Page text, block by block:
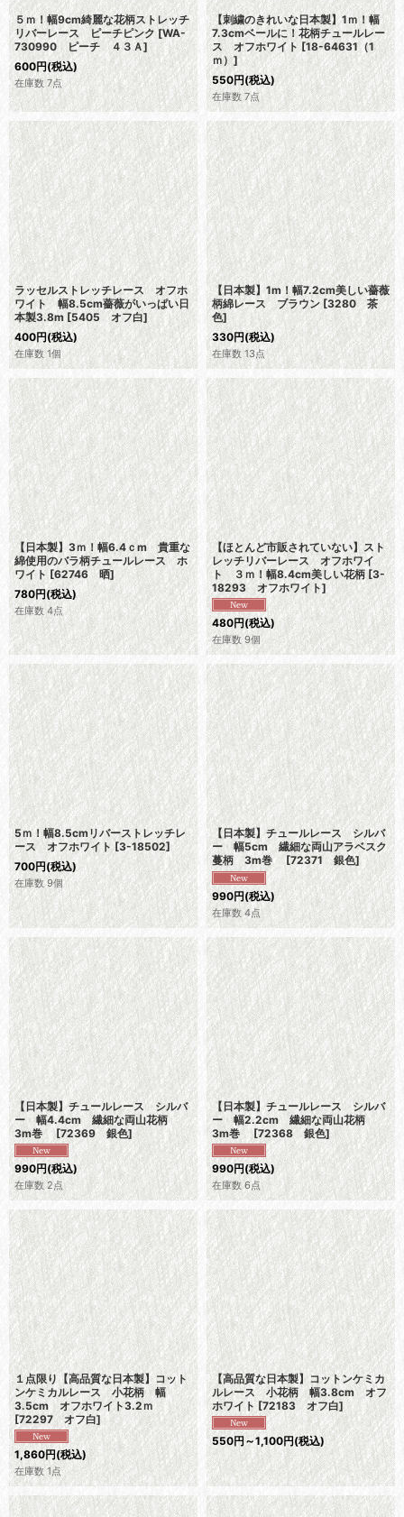
５ｍ！幅9cm綺麗な花柄ストレッチ
リバーレース ピーチピンク [WA-
730990 ピーチ ４３Ａ]
600円(税込)
在庫数 7点
【刺繍のきれいな日本製】1ｍ！幅
7.3cmベールに！花柄チュールレー
ス オフホワイト [18-64631（1
ｍ）]
550円(税込)
在庫数 7点
ラッセルストレッチレース オフホ
ワイト 幅8.5cm薔薇がいっぱい日
本製3.8m [5405 オフ白]
400円(税込)
在庫数 1個
【日本製】1m！幅7.2cm美しい薔薇
柄綿レース ブラウン [3280 茶
色]
330円(税込)
在庫数 13点
【日本製】3ｍ！幅6.4ｃm 貴重な
綿使用のバラ柄チュールレース ホ
ワイト [62746 晒]
780円(税込)
在庫数 4点
【ほとんど市販されていない】スト
レッチリバーレース オフホワイ
ト ３ｍ！幅8.4cm美しい花柄 [3-
18293 オフホワイト]
480円(税込)
在庫数 9個
5ｍ！幅8.5cmリバーストレッチレ
ース オフホワイト [3-18502]
700円(税込)
在庫数 9個
【日本製】チュールレース シルバ
ー 幅5cm 繊細な両山アラベスク
蔓柄 3m巻 [72371 銀色]
990円(税込)
在庫数 4点
【日本製】チュールレース シルバ
ー 幅4.4cm 繊細な両山花柄
3m巻 [72369 銀色]
990円(税込)
在庫数 2点
【日本製】チュールレース シルバ
ー 幅2.2cm 繊細な両山花柄
3m巻 [72368 銀色]
990円(税込)
在庫数 6点
１点限り【高品質な日本製】コット
ンケミカルレース 小花柄 幅
3.5cm オフホワイト3.2ｍ
[72297 オフ白]
1,860円(税込)
在庫数 1点
【高品質な日本製】コットンケミカ
ルレース 小花柄 幅3.8cm オフ
ホワイト [72183 オフ白]
550円 ～1,100円(税込)